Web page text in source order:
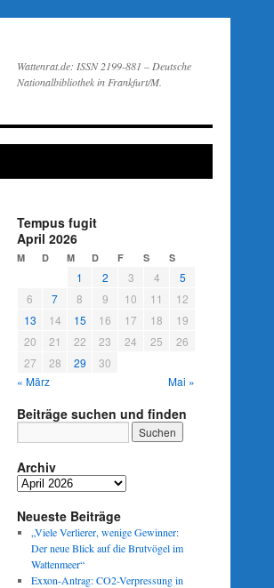
Wattenrat.de: ISSN 2199-881 – Deutsche
Nationalbibliothek in Frankfurt/M.
Tempus fugit
April 2026
M D M D F S S
1 2 3 4
5
6
7 8 9 10 11
12
13
14 15 16 17 18
19
20
21 22 23 24 25
26
27
28 29
30
« März
Mai »
Beiträge suchen und finden
Archiv
Archiv
Neueste Beiträge
„Viele Verlierer, wenige Gewinner:
Der neue Blick auf die Brutvögel im
Wattenmeer“
Exxon-Antrag: CO2-Verpressung in